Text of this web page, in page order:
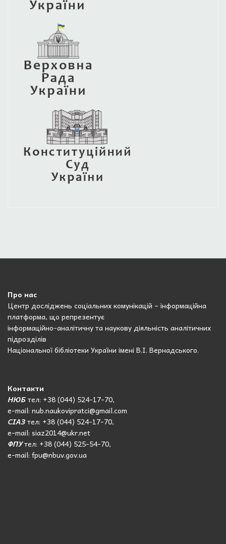
Про нас
Центр досліджень соціальних комунікацій – інформаційна
платформа, що репрезентує
інформаційно-аналітичну та наукову діяльність аналітичних
підрозділів
Національної бібліотеки України імені В.І. Вернадського.
Контакти
НЮБтел: +38 (044) 524-17-70,
e-mail: nub.naukovipratci@gmail.com
СІАЗтел: +38 (044) 524-17-70,
e-mail: siaz2014@ukr.net
ФПУтел: +38 (044) 525-54-70,
e-mail: fpu@nbuv.gov.ua